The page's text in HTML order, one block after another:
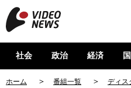
社会 政治 経済
ホーム 番組一覧 ディス